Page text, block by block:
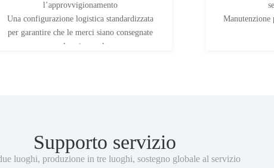
l’approvvigionamento
Una configurazione logistica standardizzata
per garantire che le merci siano consegnate
per la prima volta
Manutenzione
Supporto servizio
luoghi, produzione in tre luoghi, sostegno globale al servizio